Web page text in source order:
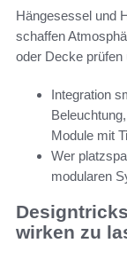
Hängesessel und
schaffen
oder Decke prüfen
Integration
Module mit
Wer
modularen
wirken zu